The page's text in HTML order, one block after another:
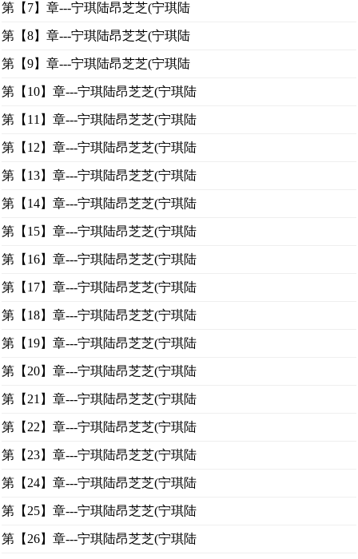
第【7】章---宁琪陆昂芝芝(宁琪陆
第【8】章---宁琪陆昂芝芝(宁琪陆
第【9】章---宁琪陆昂芝芝(宁琪陆
第【10】章---宁琪陆昂芝芝(宁琪陆
第【11】章---宁琪陆昂芝芝(宁琪陆
第【12】章---宁琪陆昂芝芝(宁琪陆
第【13】章---宁琪陆昂芝芝(宁琪陆
第【14】章---宁琪陆昂芝芝(宁琪陆
第【15】章---宁琪陆昂芝芝(宁琪陆
第【16】章---宁琪陆昂芝芝(宁琪陆
第【17】章---宁琪陆昂芝芝(宁琪陆
第【18】章---宁琪陆昂芝芝(宁琪陆
第【19】章---宁琪陆昂芝芝(宁琪陆
第【20】章---宁琪陆昂芝芝(宁琪陆
第【21】章---宁琪陆昂芝芝(宁琪陆
第【22】章---宁琪陆昂芝芝(宁琪陆
第【23】章---宁琪陆昂芝芝(宁琪陆
第【24】章---宁琪陆昂芝芝(宁琪陆
第【25】章---宁琪陆昂芝芝(宁琪陆
第【26】章---宁琪陆昂芝芝(宁琪陆